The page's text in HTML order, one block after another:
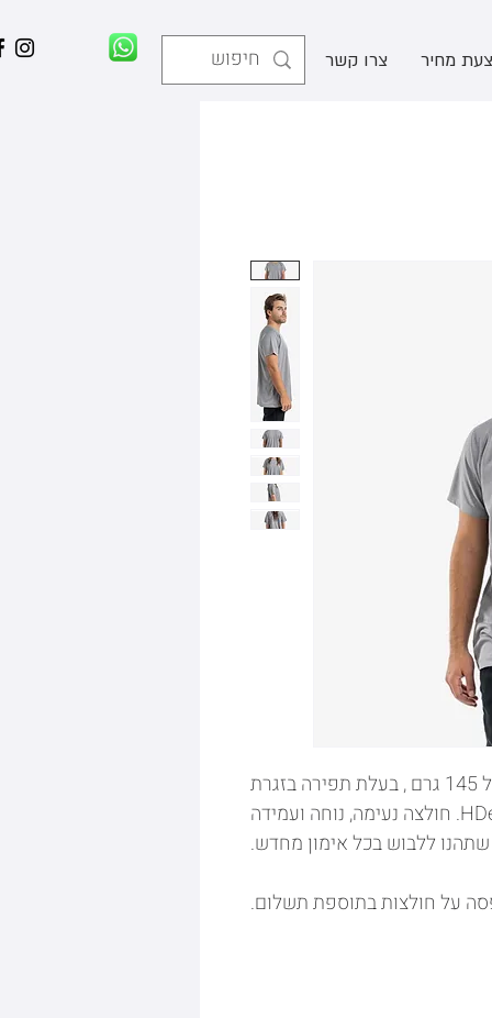
מחיר צרו קשר
חולצת dryfit, 100% פוליאסטר, במשקל 145 גרם , בעלת תפירה בזגרת
רגלן מושקעת ומחמיאה של המותג HDesign. חולצה נעימה, נוחה ועמידה
ללבוש בכל אימון מחדש.
על חולצות בתוספת תשלום.